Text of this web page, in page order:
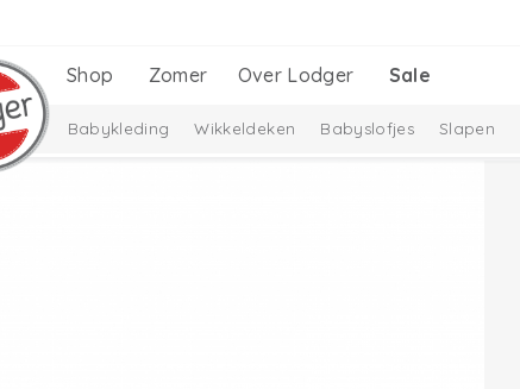
Shop Zomer Over Lodger Sale
Babykleding Wikkeldeken Babyslofjes Slapen